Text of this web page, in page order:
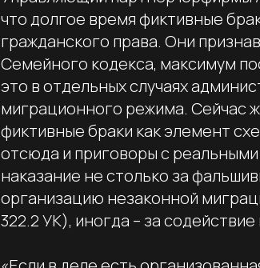
что долгое время фиктивные
гражданского права. Они
Семейного кодекса, максимум
это в отдельных случаях
миграционного режима. Сейчас
фиктивные браки как элемент
отсюда и приговоры с
наказание не столько за
организацию незаконной
322.2 УК), иногда – за